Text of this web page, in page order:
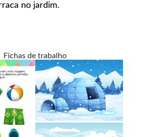
no jardim.
Fichas de trabalho